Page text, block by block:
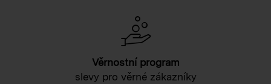
Věrnostní program
slevy pro věrné zákazníky